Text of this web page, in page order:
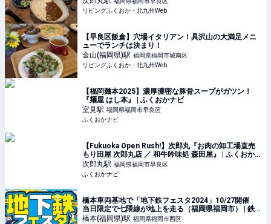
リビングふくおか・北九州Web
【早良区飯倉】穴場イタリアン！具沢山の大満足メニ
ューでランチは決まり！
金山(福岡県)駅 福岡県福岡市城南区
リビングふくおか・北九州Web
【福岡麺本2025】濃厚濃密な豚骨スープがガツン！
『麺屋 はし本』 | ふくおかナビ
室見駅 福岡県福岡市早良区
ふくおかナビ
【Fukuoka Open Rush!】次郎丸『お肉の卸工場直売
もり田屋 次郎丸店 ／ 和牛吟味処 森田屋』 | ふくおか
ナビ
次郎丸駅 福岡県福岡市早良区
ふくおかナビ
橋本車両基地で「地下鉄フェスタ2024」10/27開催
当日限定で七隈線が地上を走る（福岡県福岡市） | 鉄
道ニュース | 鉄道チャンネル
橋本(福岡県)駅 福岡県福岡市西区